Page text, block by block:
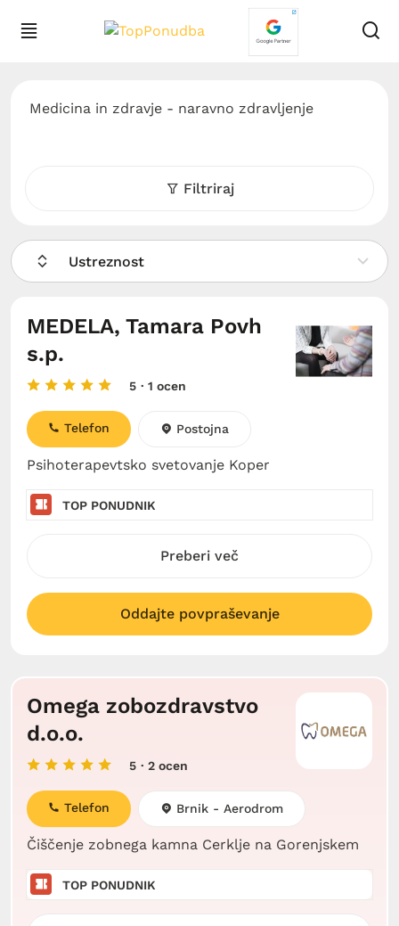
Medicina in zdravje - naravno zdravljenje
Filtriraj
Ustreznost
MEDELA, Tamara Povh
s.p.
5 · 1 ocen
Psihoterapevtsko svetovanje Koper
Telefon Postojna
TOP PONUDNIK
Preberi več
Oddajte povpraševanje
Omega zobozdravstvo
d.o.o.
5 · 2 ocen
Čiščenje zobnega kamna Cerklje na Gorenjskem
Telefon Brnik - Aerodrom
TOP PONUDNIK